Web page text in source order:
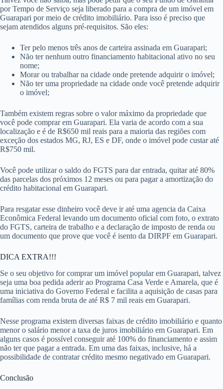
por Tempo de Serviço seja liberado para a compra de um imóvel em
Guarapari por meio de crédito imobiliário. Para isso é preciso que
sejam atendidos alguns pré-requisitos. São eles:
Ter pelo menos três anos de carteira assinada em Guarapari;
Não ter nenhum outro financiamento habitacional ativo no seu
nome;
Morar ou trabalhar na cidade onde pretende adquirir o imóvel;
Não ter uma propriedade na cidade onde você pretende adquirir
o imóvel;
Também existem regras sobre o valor máximo da propriedade que
você pode comprar em Guarapari. Ela varia de acordo com a sua
localização e é de R$650 mil reais para a maioria das regiões com
exceção dos estados MG, RJ, ES e DF, onde o imóvel pode custar até
R$750 mil.
Você pode utilizar o saldo do FGTS para dar entrada, quitar até 80%
das parcelas dos próximos 12 meses ou para pagar a amortização do
crédito habitacional em Guarapari.
Para resgatar esse dinheiro você deve ir até uma agencia da Caixa
Econômica Federal levando um documento oficial com foto, o extrato
do FGTS, carteira de trabalho e a declaração de imposto de renda ou
um documento que prove que você é isento da DIRPF em Guarapari.
DICA EXTRA!!!
Se o seu objetivo for comprar um imóvel popular em Guarapari, talvez
seja uma boa pedida aderir ao Programa Casa Verde e Amarela, que é
uma iniciativa do Governo Federal e facilita a aquisição de casas para
famílias com renda bruta de até R$ 7 mil reais em Guarapari.
Nesse programa existem diversas faixas de crédito imobiliário e quanto
menor o salário menor a taxa de juros imobiliário em Guarapari. Em
alguns casos é possível conseguir até 100% do financiamento e assim
não ter que pagar a entrada. Em uma das faixas, inclusive, há a
possibilidade de contratar crédito mesmo negativado em Guarapari.
Conclusão